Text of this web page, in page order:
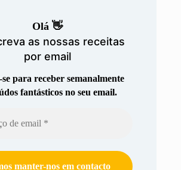
Olá 👋
as nossas receitas
por email
se para receber semanalmente
fantásticos no seu email.